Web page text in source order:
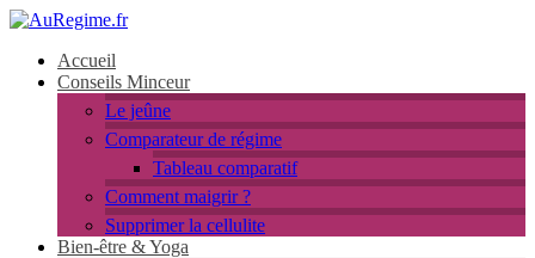
Accueil
Conseils Minceur
Le jeûne
Comparateur de régime
Tableau comparatif
Comment maigrir ?
Supprimer la cellulite
Bien-être & Yoga